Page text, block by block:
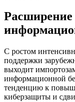
Расширение
С ростом
поддержки
выходит
информационной
тенденцию к
киберзащиты и